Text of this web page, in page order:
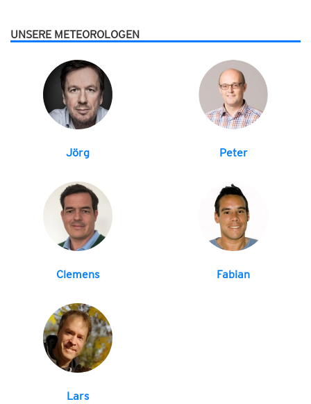
UNSERE METEOROLOGEN
Jörg Peter
Clemens Fabian
Lars